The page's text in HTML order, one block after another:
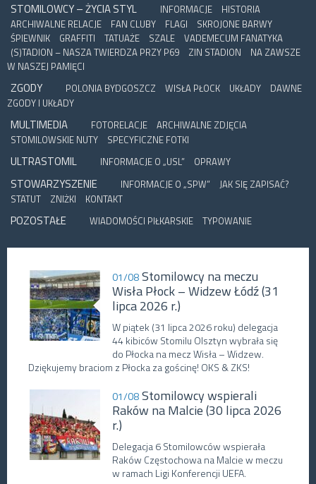
STOMILOWCY – ŻYCIA STYL INFORMACJE
HISTORIA
ARCHIWALNE RELACJE
FAN CLUBY FLAGI
SKROJONE BARWY
ŚPIEWNIK
GRAFFITI TATUAŻE SZALE
VADEMECUM FANATYKA
(S)TADION – NASZA TWIERDZA PRZY P69
ZIN STADION
NA ZAWSZE
W NASZEJ PAMIĘCI
ZGODY POLONIA BYDGOSZCZ WISŁA PŁOCK UKŁADY
DAWNE
ZGODY I UKŁADY
MULTIMEDIA FOTORELACJE
ARCHIWALNE ZDJĘCIA
STOMILOWSKIE NUTY
SPECYFICZNE FOTKI
ULTRASTOMIL INFORMACJE O „USL” OPRAWY
STOWARZYSZENIE INFORMACJE O „SPW”
JAK SIĘ ZAPISAĆ?
STATUT
ZNIŻKI KONTAKT
POZOSTAŁE WIADOMOŚCI PIŁKARSKIE TYPOWANIE
01/08Stomilowcy na meczu
Wisła Płock – Widzew Łódź (31
lipca 2026 r.)
W piątek (31 lipca 2026 roku) delegacja
44 kibiców Stomilu Olsztyn wybrała się
do Płocka na mecz Wisła – Widzew.
Dziękujemy braciom z Płocka za gościnę! OKS & ZKS!
01/08Stomilowcy wspierali
Raków na Malcie (30 lipca 2026
r.)
Delegacja 6 Stomilowców wspierała
Raków Częstochowa na Malcie w meczu
w ramach Ligi Konferencji UEFA.